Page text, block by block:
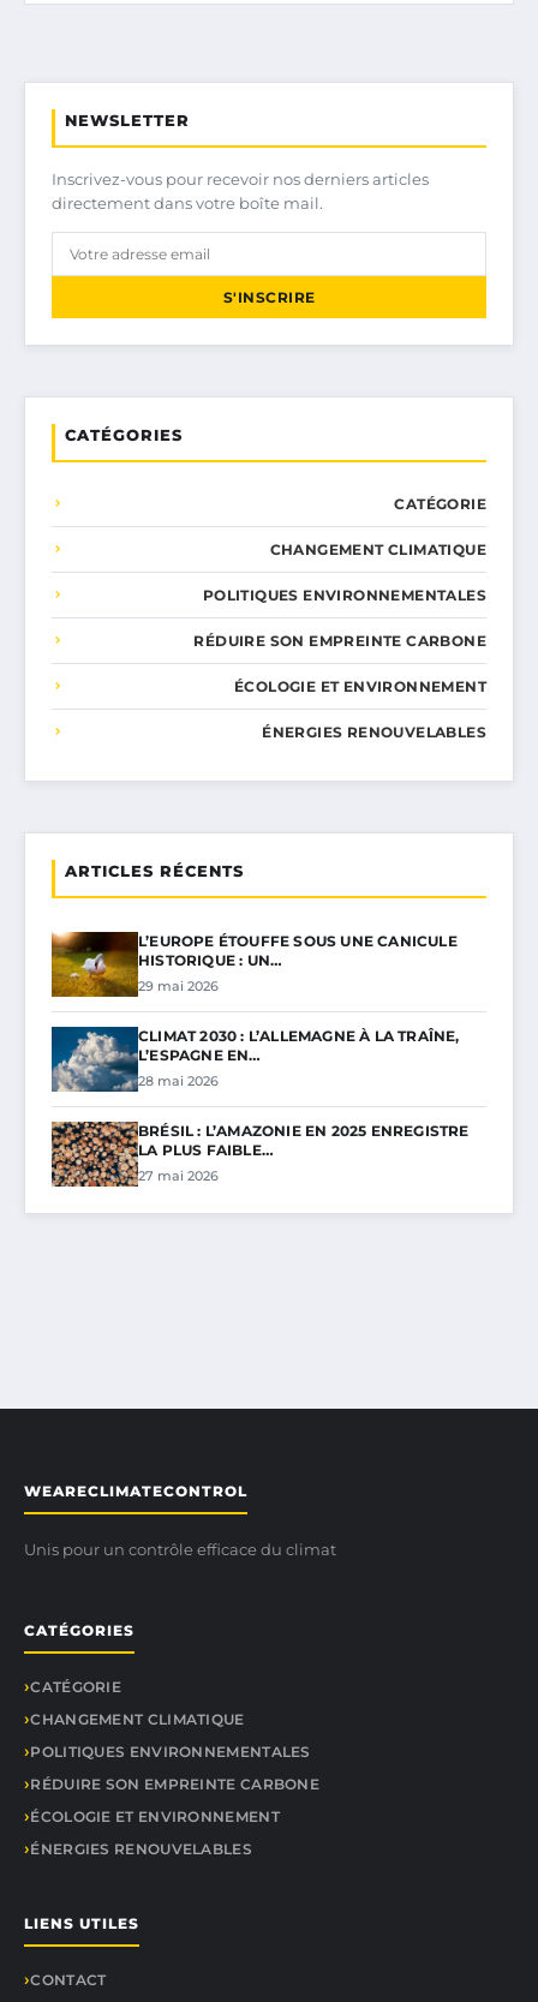
NEWSLETTER
Inscrivez-vous pour recevoir nos derniers articles
directement dans votre boîte mail.
S'INSCRIRE
CATÉGORIES
CATÉGORIE
CHANGEMENT CLIMATIQUE
POLITIQUES ENVIRONNEMENTALES
RÉDUIRE SON EMPREINTE CARBONE
ÉCOLOGIE ET ENVIRONNEMENT
ÉNERGIES RENOUVELABLES
ARTICLES RÉCENTS
L’EUROPE ÉTOUFFE SOUS UNE CANICULE
HISTORIQUE : UN…
29 mai 2026
CLIMAT 2030 : L’ALLEMAGNE À LA TRAÎNE,
L’ESPAGNE EN…
28 mai 2026
BRÉSIL : L’AMAZONIE EN 2025 ENREGISTRE
LA PLUS FAIBLE…
27 mai 2026
WEARECLIMATECONTROL
Unis pour un contrôle efficace du climat
CATÉGORIES
CATÉGORIE
CHANGEMENT CLIMATIQUE
POLITIQUES ENVIRONNEMENTALES
RÉDUIRE SON EMPREINTE CARBONE
ÉCOLOGIE ET ENVIRONNEMENT
ÉNERGIES RENOUVELABLES
LIENS UTILES
CONTACT